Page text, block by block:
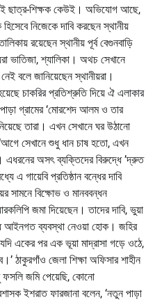
ছাত্র-শিক্ষক কেউই। অভিযোগ আছে,
নিজেকে দাবি করছেন স্থানীয়
রয়েছেন স্থানীয় পূর্ব বেগুনবাড়ি
ভাতিজা, শ্যালিকা। অথচ সেখানে
বলে জানিয়েছেন স্থানীয়রা।
চাকরির প্রতিশ্রুতি দিয়ে ঐ এলাকার
গ্রামের ‘মোরশেদ আলম ও তার
তারা। এখন সেখানে ঘর উঠানো
‘আগে সেখানে শুধু ধান চাষ হতো, এখন
এধরনের অসৎ ব্যক্তিদের বিরুদ্ধে ’দ্রুত
এ গায়েবি প্রতিষ্ঠান বন্ধের দাবি
সামনে বিক্ষোভ ও মানববন্ধন
জমা দিয়েছেন। তাদের দাবি, ভুয়া
আইনগত ব্যবস্থা নেওয়া হোক। জহির
একের পর এক ভূয়া মাদ্রাসা গড়ে ওঠে,
ঠাকুরগাঁও জেলা শিক্ষা অফিসার শাহীন
জমি পেয়েছি, কোনো
ইশরাত ফারজানা বলেন, ‘নতুন পাড়া